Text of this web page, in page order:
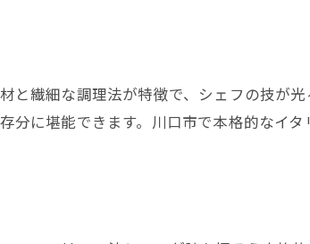
ストラン
タ特集
ニュー
のレストラン
ストラン
と繊細な調理法が特徴で、シェフの技が
に堪能できます。川口市で本格的なイタ